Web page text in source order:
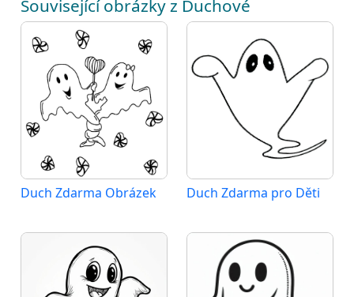
Související obrázky z Duchové
Duch Zdarma Obrázek Duch Zdarma pro Děti